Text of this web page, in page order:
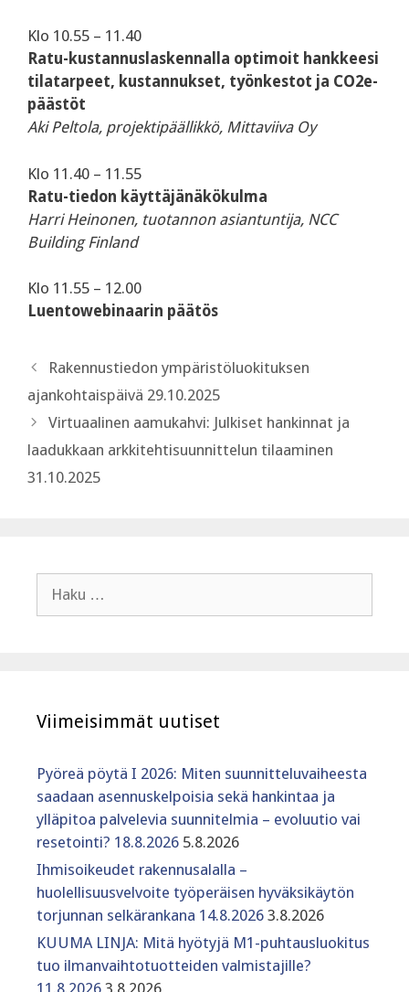
‍Klo 10.55 – 11.40
Ratu-kustannuslaskennalla optimoit hankkeesi
tilatarpeet, kustannukset, työnkestot ja CO2e-
päästöt
Aki Peltola, projektipäällikkö, Mittaviiva Oy
‍Klo 11.40 – 11.55
Ratu-tiedon käyttäjänäkökulma
Harri Heinonen, tuotannon asiantuntija, NCC
Building Finland
‍Klo 11.55 – 12.00
Luentowebinaarin päätös
Rakennustiedon ympäristöluokituksen
ajankohtaispäivä 29.10.2025
Virtuaalinen aamukahvi: Julkiset hankinnat ja
laadukkaan arkkitehtisuunnittelun tilaaminen
31.10.2025
Viimeisimmät uutiset
Pyöreä pöytä I 2026: Miten suunnitteluvaiheesta
saadaan asennuskelpoisia sekä hankintaa ja
ylläpitoa palvelevia suunnitelmia – evoluutio vai
resetointi? 18.8.2026 5.8.2026
Ihmisoikeudet rakennusalalla –
huolellisuusvelvoite työperäisen hyväksikäytön
torjunnan selkärankana 14.8.2026 3.8.2026
KUUMA LINJA: Mitä hyötyjä M1-puhtausluokitus
tuo ilmanvaihtotuotteiden valmistajille?